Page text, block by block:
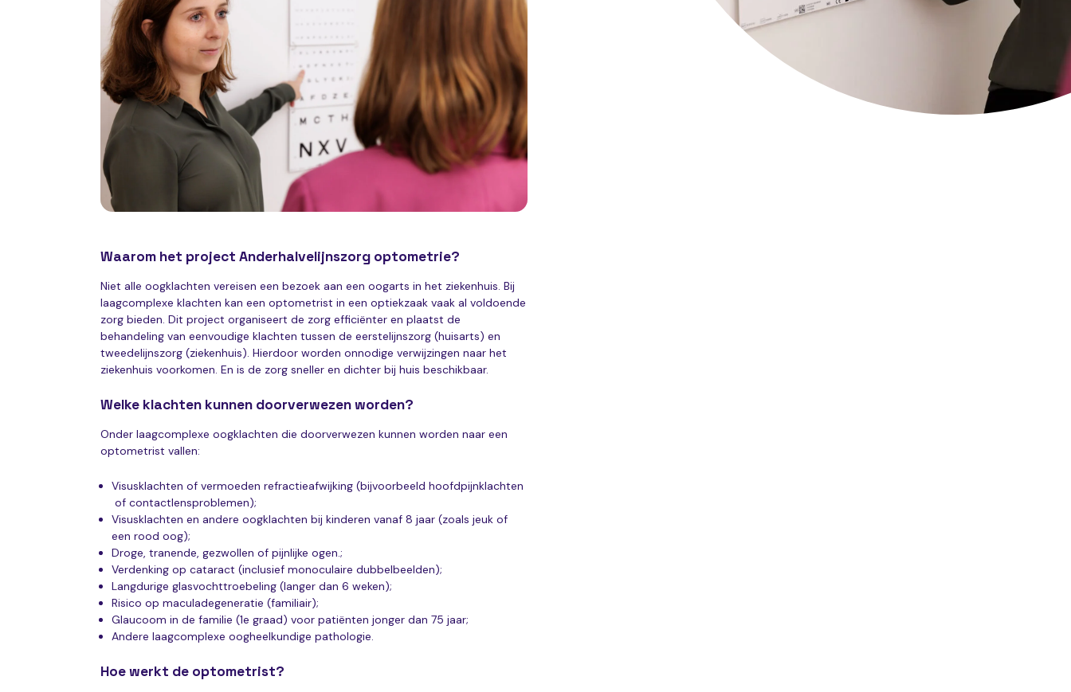
Waarom het project Anderhalvelijnszorg optometrie?
Niet alle oogklachten vereisen een bezoek aan een oogarts in het ziekenhuis. Bij
laagcomplexe klachten kan een optometrist in een optiekzaak vaak al voldoende
zorg bieden. Dit project organiseert de zorg efficiënter en plaatst de
behandeling van eenvoudige klachten tussen de eerstelijnszorg (huisarts) en
tweedelijnszorg (ziekenhuis). Hierdoor worden onnodige verwijzingen naar het
ziekenhuis voorkomen. En is de zorg sneller en dichter bij huis beschikbaar.
Welke klachten kunnen doorverwezen worden?
Onder laagcomplexe oogklachten die doorverwezen kunnen worden naar een
optometrist vallen:
Visusklachten of vermoeden refractieafwijking (bijvoorbeeld hoofdpijnklachten
of contactlensproblemen);
Visusklachten en andere oogklachten bij kinderen vanaf 8 jaar (zoals jeuk of
een rood oog);
Droge, tranende, gezwollen of pijnlijke ogen.;
Verdenking op cataract (inclusief monoculaire dubbelbeelden);
Langdurige glasvochttroebeling (langer dan 6 weken);
Risico op maculadegeneratie (familiair);
Glaucoom in de familie (1e graad) voor patiënten jonger dan 75 jaar;
Andere laagcomplexe oogheelkundige pathologie.
Hoe werkt de optometrist?